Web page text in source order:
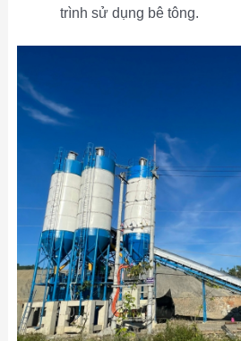
trình sử dụng bê tông.